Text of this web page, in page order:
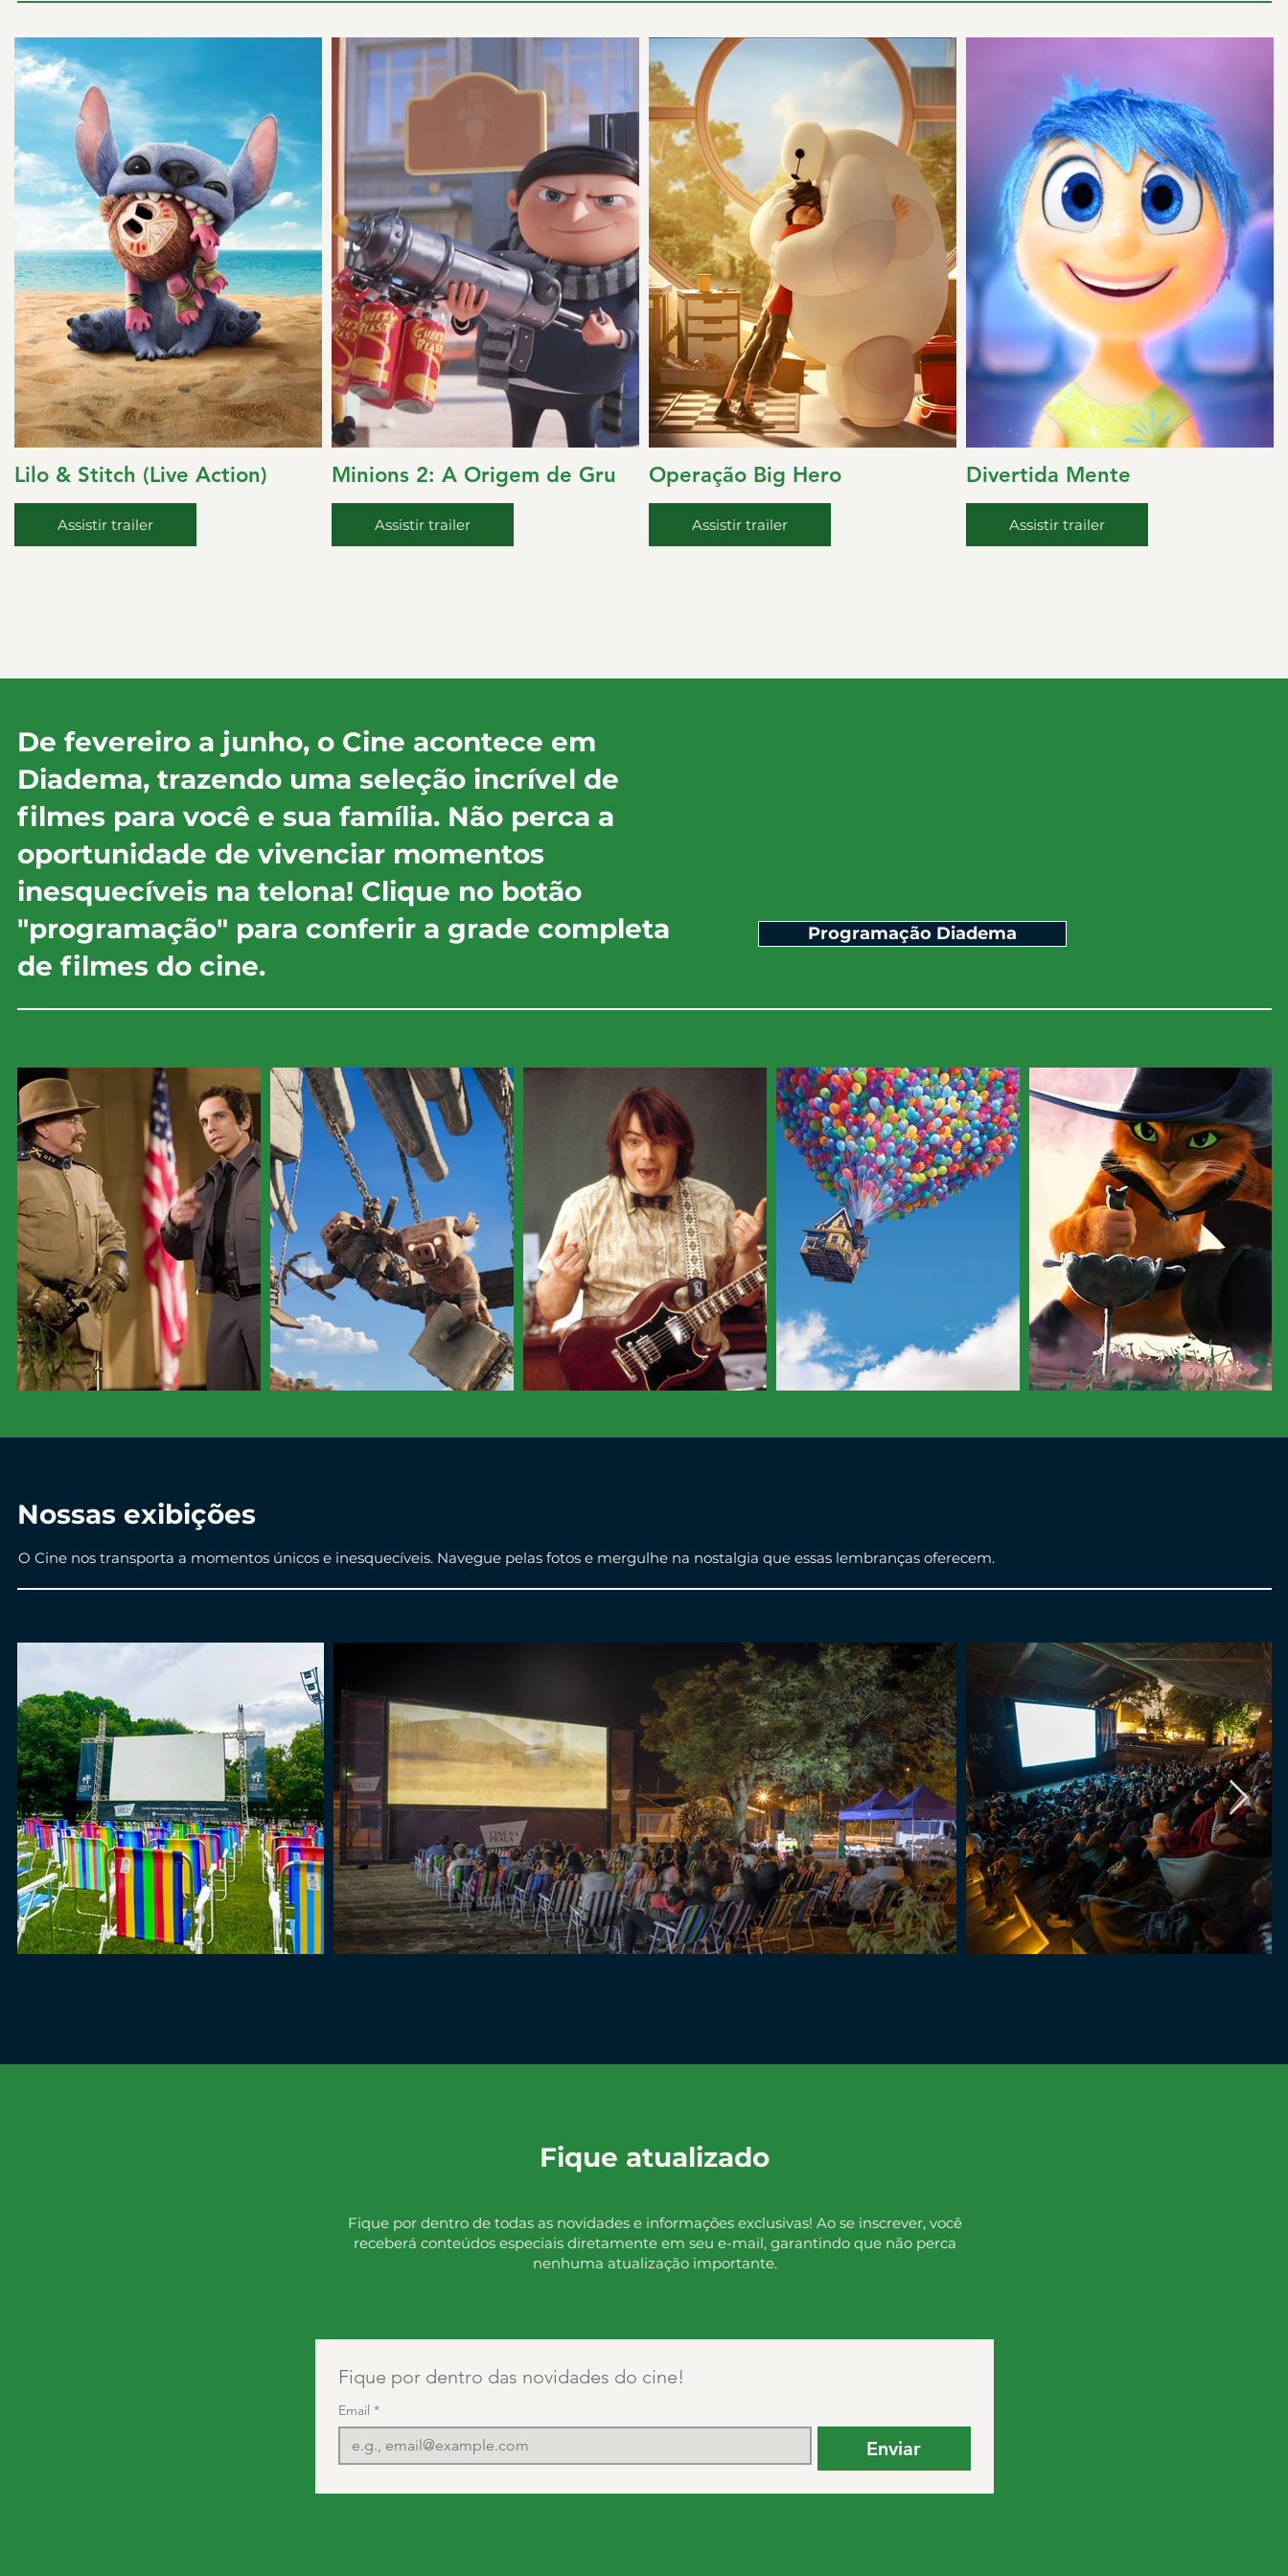
Lilo & Stitch (Live Action)
Assistir trailer
Minions 2: A Origem de Gru
Assistir trailer
Operação Big Hero
Assistir trailer
Divertida Mente
Assistir trailer
Programação Diadema
De fevereiro a junho, o Cine acontece em
Diadema, trazendo uma seleção incrível de
filmes para você e sua família. Não perca a
oportunidade de vivenciar momentos
inesquecíveis na telona! Clique no botão
"programação" para conferir a grade completa
de filmes do cine.
Nossas exibições
O Cine nos transporta a momentos únicos e inesquecíveis. Navegue pelas fotos e mergulhe na nostalgia que essas lembranças oferecem.
Fique atualizado
Fique por dentro de todas as novidades e informações exclusivas! Ao se inscrever, você
receberá conteúdos especiais diretamente em seu e-mail, garantindo que não perca
nenhuma atualização importante.
Fique por dentro das novidades do cine!
Email *
Enviar